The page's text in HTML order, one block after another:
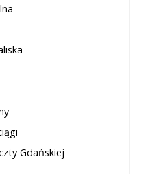
Gdańskiej